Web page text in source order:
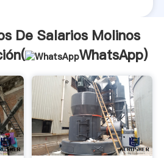
De Salarios Molinos
WhatsApp)